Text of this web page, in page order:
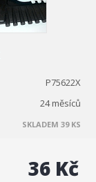
P75622X
24 měsíců
SKLADEM 39 KS
36 Kč